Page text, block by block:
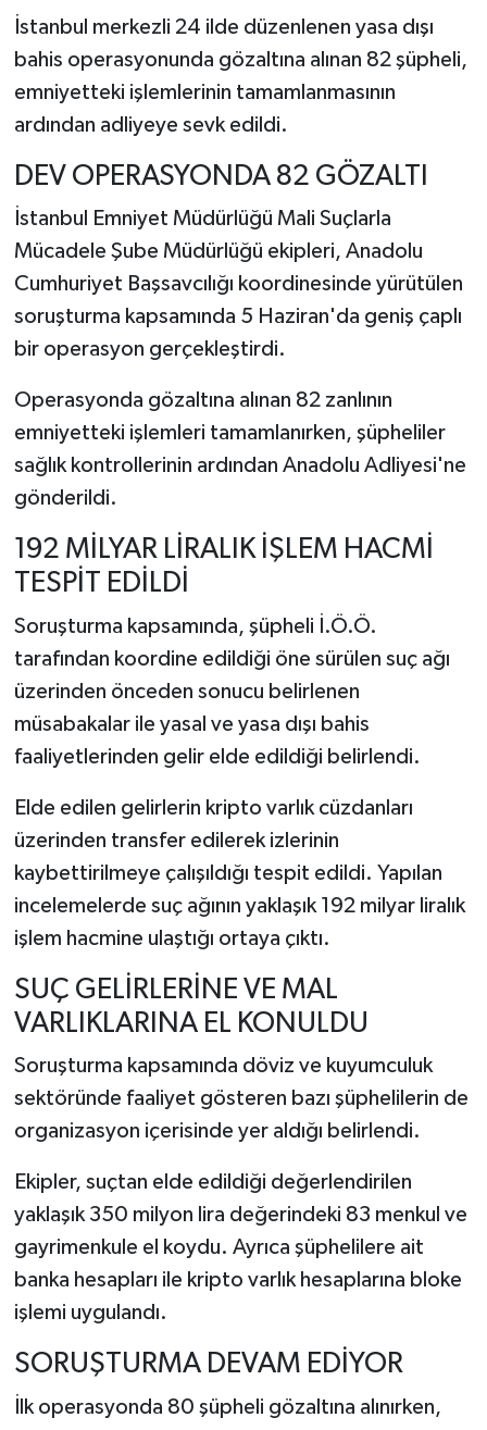
İstanbul merkezli 24 ilde düzenlenen yasa dışı
bahis operasyonunda gözaltına alınan 82 şüpheli,
emniyetteki işlemlerinin tamamlanmasının
ardından adliyeye sevk edildi.
DEV OPERASYONDA 82 GÖZALTI
İstanbul Emniyet Müdürlüğü Mali Suçlarla
Mücadele Şube Müdürlüğü ekipleri, Anadolu
Cumhuriyet Başsavcılığı koordinesinde yürütülen
soruşturma kapsamında 5 Haziran'da geniş çaplı
bir operasyon gerçekleştirdi.
Operasyonda gözaltına alınan 82 zanlının
emniyetteki işlemleri tamamlanırken, şüpheliler
sağlık kontrollerinin ardından Anadolu Adliyesi'ne
gönderildi.
192 MİLYAR LİRALIK İŞLEM HACMİ
TESPİT EDİLDİ
Soruşturma kapsamında, şüpheli İ.Ö.Ö.
tarafından koordine edildiği öne sürülen suç ağı
üzerinden önceden sonucu belirlenen
müsabakalar ile yasal ve yasa dışı bahis
faaliyetlerinden gelir elde edildiği belirlendi.
Elde edilen gelirlerin kripto varlık cüzdanları
üzerinden transfer edilerek izlerinin
kaybettirilmeye çalışıldığı tespit edildi. Yapılan
incelemelerde suç ağının yaklaşık 192 milyar liralık
işlem hacmine ulaştığı ortaya çıktı.
SUÇ GELİRLERİNE VE MAL
VARLIKLARINA EL KONULDU
Soruşturma kapsamında döviz ve kuyumculuk
sektöründe faaliyet gösteren bazı şüphelilerin de
organizasyon içerisinde yer aldığı belirlendi.
Ekipler, suçtan elde edildiği değerlendirilen
yaklaşık 350 milyon lira değerindeki 83 menkul ve
gayrimenkule el koydu. Ayrıca şüphelilere ait
banka hesapları ile kripto varlık hesaplarına bloke
işlemi uygulandı.
SORUŞTURMA DEVAM EDİYOR
İlk operasyonda 80 şüpheli gözaltına alınırken,